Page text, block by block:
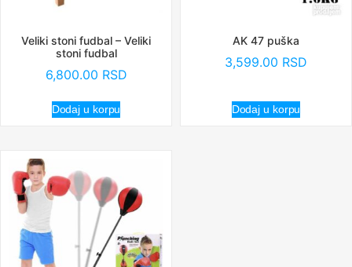
Veliki stoni fudbal – Veliki
stoni fudbal
6,800.00 RSD
Dodaj u korpu
AK 47 puška
3,599.00 RSD
Dodaj u korpu